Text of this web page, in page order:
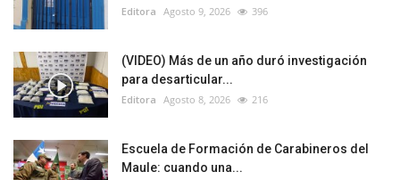
Editora Agosto 9, 2026 396
(VIDEO) Más de un año duró investigación
para desarticular...
Editora Agosto 8, 2026 216
Escuela de Formación de Carabineros del
Maule: cuando una...